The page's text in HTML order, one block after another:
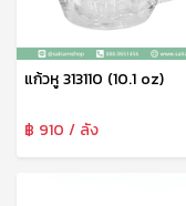
แก้วหู 313110 (10.1 oz)
฿ 910 / ลัง